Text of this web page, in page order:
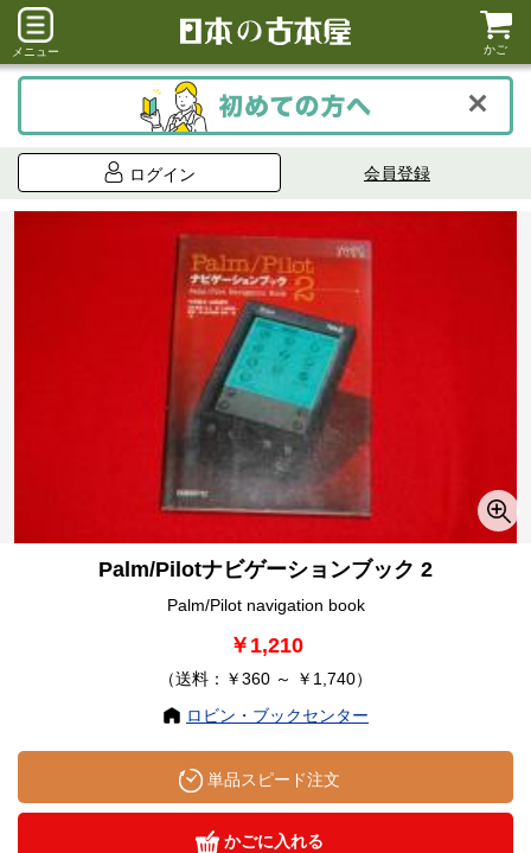
メニュー かご
ログイン 会員登録
Palm/Pilotナビゲーションブック 2
Palm/Pilot navigation book
￥1,210
（送料：￥360 ～ ￥1,740）
ロビン・ブックセンター
単品スピード注文
かごに入れる